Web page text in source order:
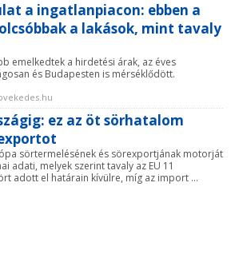
a ingatlanpiacon: ebben a
a lakások, mint tavaly
emelkedtek a hirdetési árak, az éves
és Budapesten is mérséklődött.
ez az öt sörhatalom
sörtermelésének és sörexportjának motorját
adati, melyek szerint tavaly az EU 11
adott el határain kívülre, míg az import ...